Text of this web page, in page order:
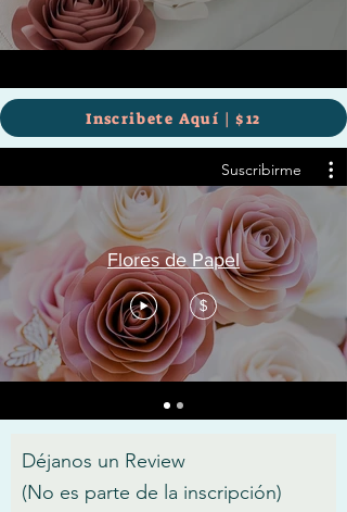
Inscribete Aquí | $12
Suscribirme
Flores de Papel
$
Déjanos un Review
(No es parte de la inscripción)